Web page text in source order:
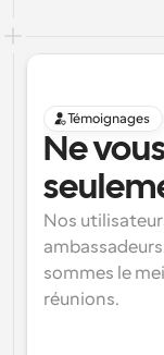
Témoignages
Ne
Nos
sommes le
réunions.